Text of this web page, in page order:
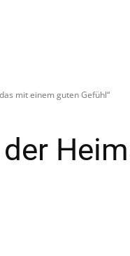
Sport-
mit einem guten Gefühl“